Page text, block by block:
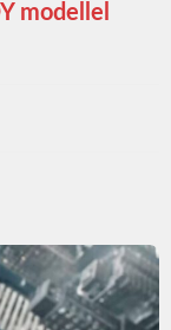
modellel